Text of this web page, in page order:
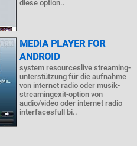
diese option..
MEDIA PLAYER FOR
ANDROID
system resourceslive streaming-
unterstützung für die aufnahme
von internet radio oder musik-
streamingexit-option von
audio/video oder internet radio
interfacesfull bi..